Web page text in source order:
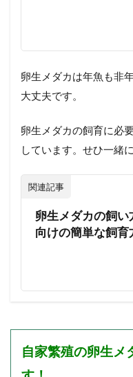
卵生メダカは年魚も非
大丈夫です。
卵生メダカの飼育に必
しています。せひ一緒
関連記事
卵生メダカの飼い
向けの簡単な飼育
自家繁殖の卵生メ